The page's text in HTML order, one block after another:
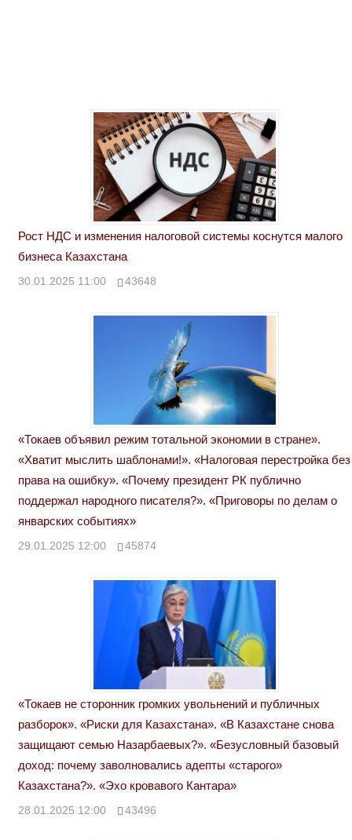
Рост НДС и изменения налоговой системы коснутся малого
бизнеса Казахстана
30.01.2025 11:00 43648
«Токаев объявил режим тотальной экономии в стране».
«Хватит мыслить шаблонами!». «Налоговая перестройка без
права на ошибку». «Почему президент РК публично
поддержал народного писателя?». «Приговоры по делам о
январских событиях»
29.01.2025 12:00 45874
«Токаев не сторонник громких увольнений и публичных
разборок». «Риски для Казахстана». «В Казахстане снова
защищают семью Назарбаевых?». «Безусловный базовый
доход: почему заволновались адепты «старого»
Казахстана?». «Эхо кровавого Кантара»
28.01.2025 12:00 43496